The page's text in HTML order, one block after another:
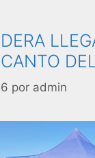
por admin